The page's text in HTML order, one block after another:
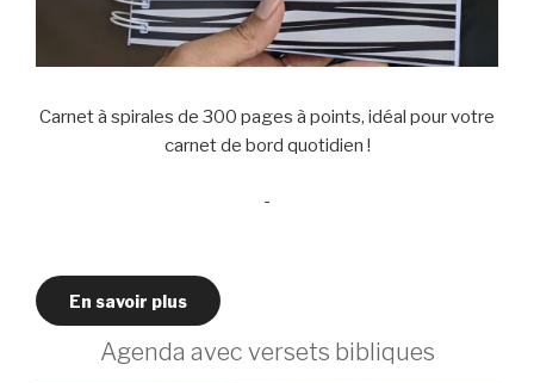
Carnet à spirales de 300 pages à points, idéal pour votre
carnet de bord quotidien !
-
En savoir plus
Agenda avec versets bibliques